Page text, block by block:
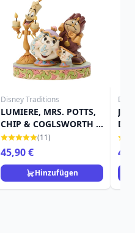
Disney Traditions
LUMIERE, MRS. POTTS,
CHIP & COGLSWORTH –
DISNEY TRADITIONS
(11)
45,90 €
Hinzufügen